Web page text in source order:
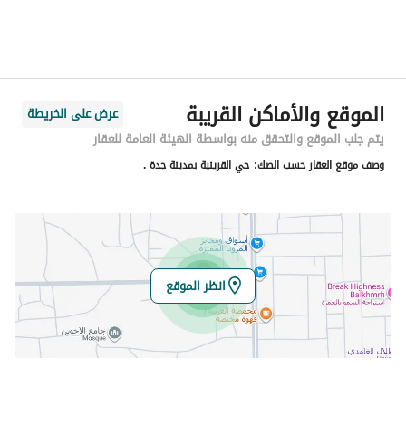
رقم المبنى
3807
الرقم الاضافي
7432
خط العرض
21.298713559912706
خط الطول
39.24503748994402
تفاصيل العقار
نوع الإعلان
الموقع والأماكن القريبة
عرض على الخريطة
يتم جلب الموقع والتحقق منه بواسطة الهيئة العامة للعقار
وصف موقع العقار حسب الصك: حي القرينية بمدينة جدة .
انظر الموقع